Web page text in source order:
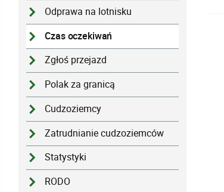
Odprawa na lotnisku
Czas oczekiwań
Zgłoś przejazd
Polak za granicą
Cudzoziemcy
Zatrudnianie cudzoziemców
Statystyki
RODO